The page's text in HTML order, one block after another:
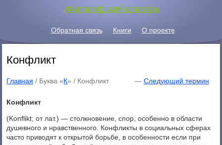
.Философский словарь
Обратная связь Книги О проекте
Конфликт
Главная / Буква «К» / Конфликт — Следующий термин
Конфликт
(Konflikt; от лат.) — столкновение, спор, особенно в области
душевного и нравственного. Конфликты в социальных сферах
часто приводят к открытой борьбе, в особенности если при